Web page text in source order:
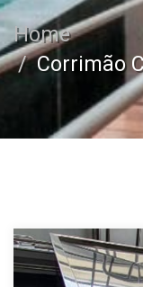
Home
Corrimão